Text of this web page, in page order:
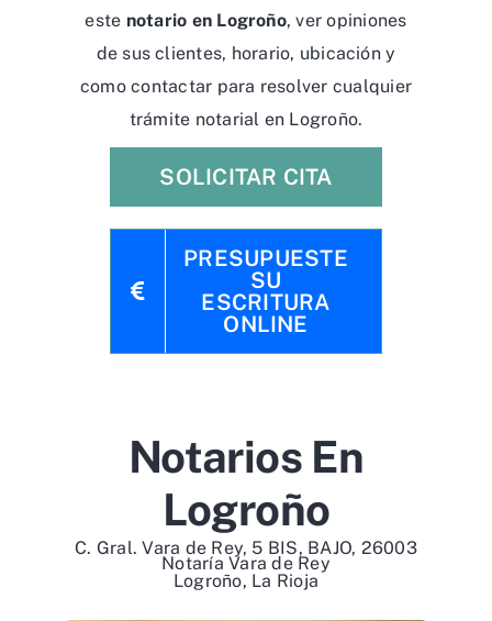
este notario en Logroño, ver opiniones
de sus clientes, horario, ubicación y
como contactar para resolver cualquier
trámite notarial en Logroño.
SOLICITAR CITA
PRESUPUESTE
SU
ESCRITURA
ONLINE
Notarios En
Logroño
Notaría Vara de Rey
C. Gral. Vara de Rey, 5 BIS, BAJO, 26003
Logroño, La Rioja